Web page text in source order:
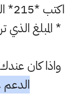
* المبلغ
واذا كان
الدعم